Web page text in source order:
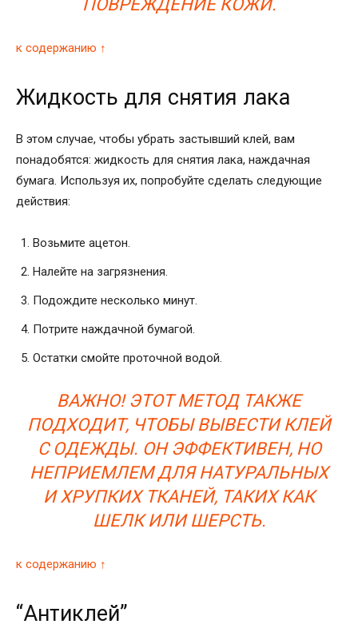
ПОВРЕЖДЕНИЕ КОЖИ.
к содержанию ↑
Жидкость для снятия лака
В этом случае, чтобы убрать застывший клей, вам
понадобятся: жидкость для снятия лака, наждачная
бумага. Используя их, попробуйте сделать следующие
действия:
Возьмите ацетон.
Налейте на загрязнения.
Подождите несколько минут.
Потрите наждачной бумагой.
Остатки смойте проточной водой.
ВАЖНО! ЭТОТ МЕТОД ТАКЖЕ
ПОДХОДИТ, ЧТОБЫ ВЫВЕСТИ КЛЕЙ
С ОДЕЖДЫ. ОН ЭФФЕКТИВЕН, НО
НЕПРИЕМЛЕМ ДЛЯ НАТУРАЛЬНЫХ
И ХРУПКИХ ТКАНЕЙ, ТАКИХ КАК
ШЕЛК ИЛИ ШЕРСТЬ.
к содержанию ↑
“Антиклей”